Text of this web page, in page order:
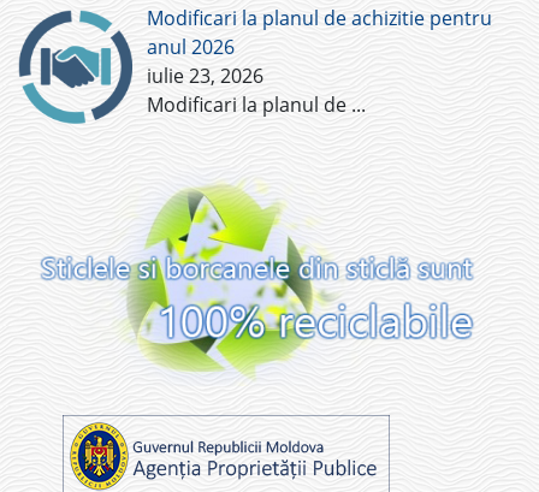
Modificari la planul de achizitie pentru
anul 2026
iulie 23, 2026
Modificari la planul de ...